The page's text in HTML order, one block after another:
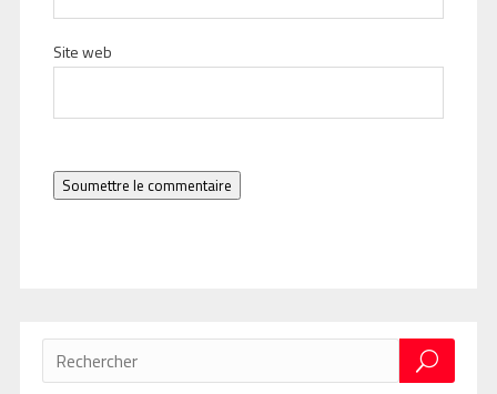
Site web
Soumettre le commentaire